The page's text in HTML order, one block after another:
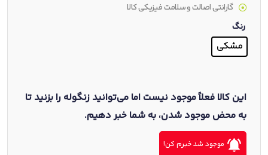
گارانتی اصالت و سلامت فیزیکی کالا
رنگ
مشکی
این کالا فعلاً موجود نیست اما می‌توانید زنگوله را بزنید تا
به محض موجود شدن، به شما خبر دهیم.
موجود شد خبرم کن!